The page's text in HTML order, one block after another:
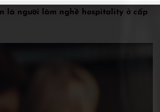
là người làm nghề hospitality ở cấp